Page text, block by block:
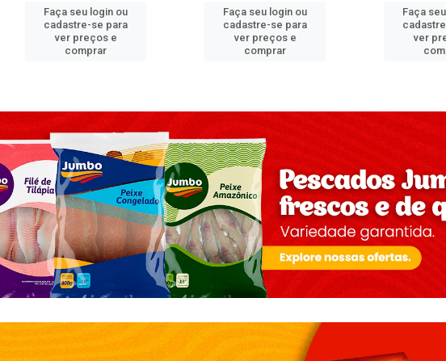
Faça seu login ou
cadastre-se para
ver preços e
comprar
Faça seu login ou
cadastre-se para
ver preços e
comprar
Faça
ver